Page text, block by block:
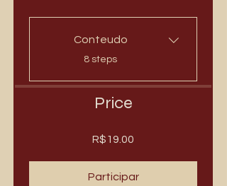
Conteudo
.
8 steps
Price
R$19.00
Participar